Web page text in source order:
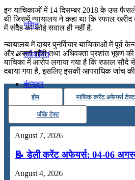
गणित
तर्कशक्ति
कंप्यूटर
अंग्रेजी
टुडेज जीके
इन याचिकाओं में 14 दिसम्‍बर 2018 के उस फैसले
थी जिसमें न्‍यायालय ने कहा था कि रफाल खरीद
में संदेह का कोई सवाल ही नहीं है.
न्‍यायालय में दायर पुनर्विचार याचिकाओं में पूर्व
और अरूण शौरी तथा अधिवक्‍ता प्रशांत भूषण की
याचिका में आरोप लगाया गया है कि रफाल सौदे
दबाया गया है, इसलिए इसकी आपराधिक जांच की
होम मासिक करेंट अफेयर्स टेस्ट
जीके टेस्ट
August 7, 2026
📝 डेली करेंट अफेयर्स: 04-06
August 4, 2026